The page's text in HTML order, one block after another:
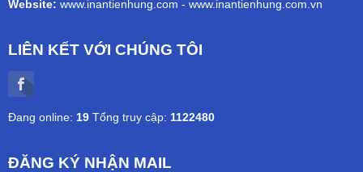
Website: www.inantienhung.com - www.inantienhung.com.vn
LIÊN KẾT VỚI CHÚNG TÔI
Đang online: 19 Tổng truy cập: 1122480
ĐĂNG KÝ NHẬN MAIL